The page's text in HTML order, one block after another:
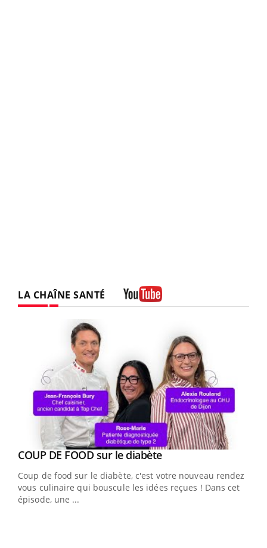
LA CHAÎNE SANTÉ
Youtube
COUP DE FOOD sur le diabèteYoutube
Coup de food sur le diabète, c'est votre nouveau rendez-
vous culinaire qui bouscule les idées reçues ! Dans cet
épisode, une ...